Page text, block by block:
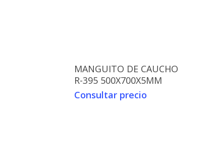
MANGUITO DE CAUCHO
R-395 500X700X5MM
Consultar precio